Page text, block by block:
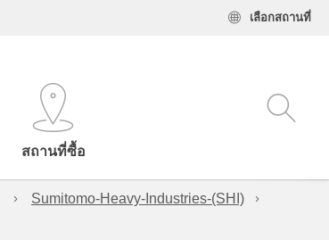
เลือกสถานที่
สถานที่ซื้อ
Sumitomo-Heavy-Industries-(SHI)